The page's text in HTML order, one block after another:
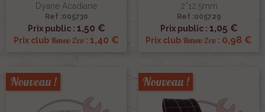
Dyane Acadiane
Ref :005730
Prix public : 1,50 €
Prix club Renov 2cv : 1,40 €
2*12.5mm
Ref :005729
Prix public : 1,05 €
Prix club Renov 2cv : 0,98 €
Nouveau ! Nouveau !